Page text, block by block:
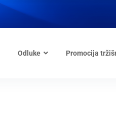
Odluke Promocija